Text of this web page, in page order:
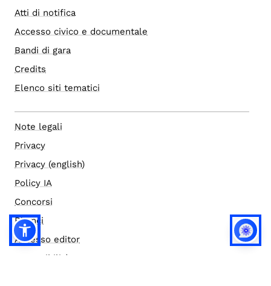
Atti di notifica
Accesso civico e documentale
Bandi di gara
Credits
Elenco siti tematici
Note legali
Privacy
Privacy (english)
Policy IA
Concorsi
Bilanci
Accesso editor
Accessibilità